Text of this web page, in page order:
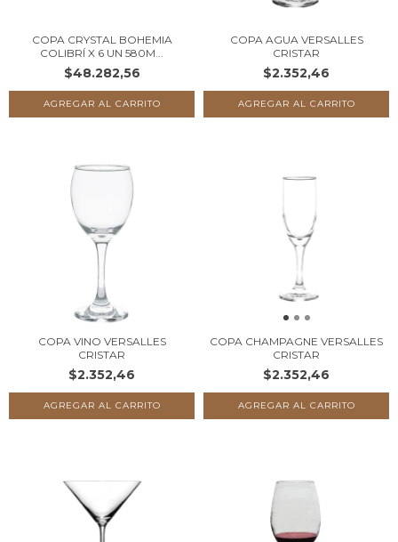
COPA CRYSTAL BOHEMIA
COLIBRÍ X 6 UN 580M...
$48.282,56
COPA AGUA VERSALLES
CRISTAR
$2.352,46
COPA VINO VERSALLES
CRISTAR
$2.352,46
COPA CHAMPAGNE VERSALLES
CRISTAR
$2.352,46